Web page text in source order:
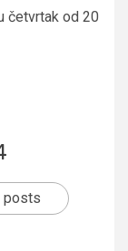
četvrtak od 20
posts